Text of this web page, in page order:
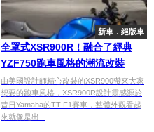
新車．絕版車
全罩式XSR900R！融合了經典
YZF750跑車風格的潮流改裝
由美國設計師精心改裝的XSR900帶來大家
想要的跑車風格，XSR900R設計靈感源於
昔日Yamaha的TT-F1賽車，整體外觀看起
來就像是出...